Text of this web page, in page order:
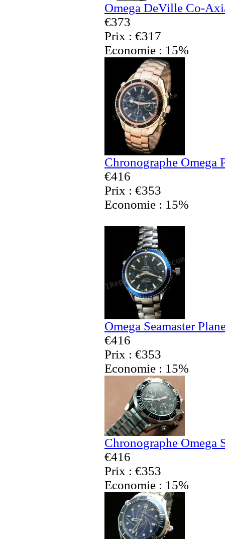
Omega DeVille Co-
€373
Prix : €317
Economie : 15%
Chronographe Omega
€416
Prix : €353
Economie : 15%
Omega Seamaster
€416
Prix : €353
Economie : 15%
Chronographe Omega
€416
Prix : €353
Economie : 15%